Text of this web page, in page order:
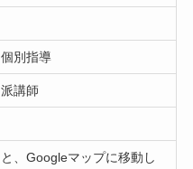
別指導
講師
、Googleマップに移動し